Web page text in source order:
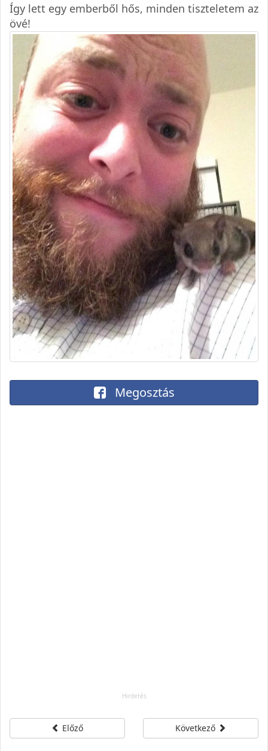
Így lett egy emberből hős, minden tiszteletem az
övé!
Megosztás
Előző Következő